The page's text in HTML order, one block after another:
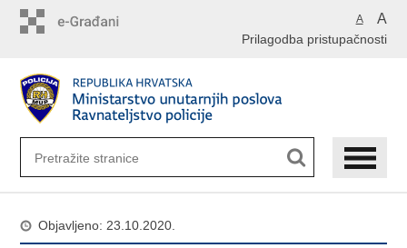
A A
Prilagodba pristupačnosti
Objavljeno: 23.10.2020.